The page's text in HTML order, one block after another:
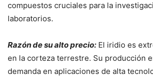
compuestos cruciales para la
laboratorios.
Razón de su alto precio: El iridio es
en la corteza terrestre. Su producción
demanda en aplicaciones de alta